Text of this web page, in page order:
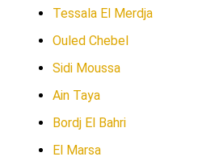
Tessala El Merdja
Ouled Chebel
Sidi Moussa
Ain Taya
Bordj El Bahri
El Marsa